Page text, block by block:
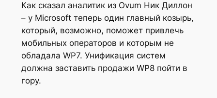
Как сказал аналитик из Ovum Ник Диллон
– у Microsoft теперь один главный козырь,
который, возможно, поможет привлечь
мобильных операторов и которым не
обладала WP7. Унификация систем
должна заставить продажи WP8 пойти в
гору.